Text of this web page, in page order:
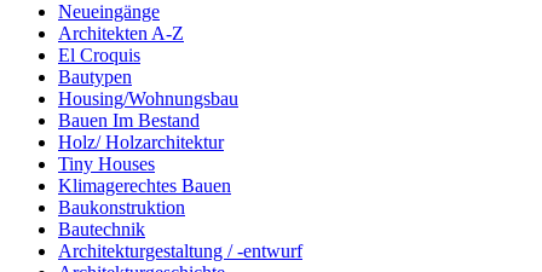
Neueingänge
Architekten A-Z
El Croquis
Bautypen
Housing/Wohnungsbau
Bauen Im Bestand
Holz/ Holzarchitektur
Tiny Houses
Klimagerechtes Bauen
Baukonstruktion
Bautechnik
Architekturgestaltung / -entwurf